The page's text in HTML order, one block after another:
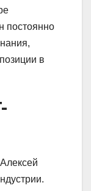
постоянно
в